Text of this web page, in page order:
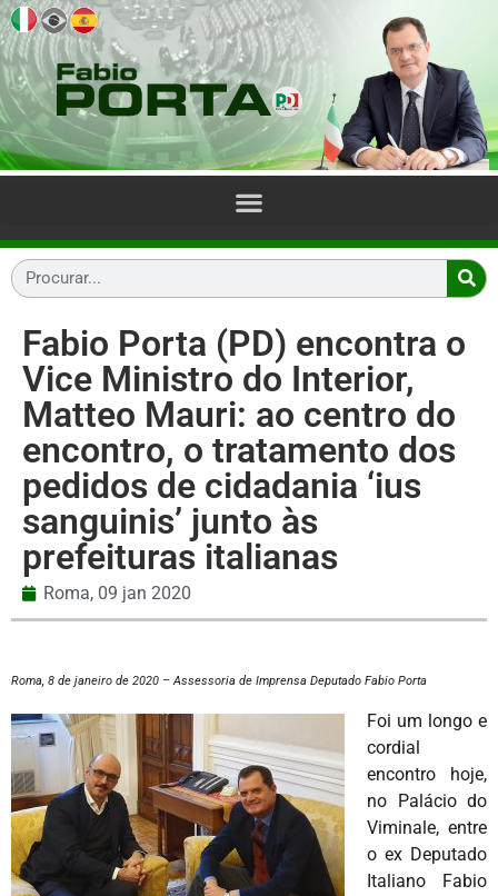
Fabio Porta (PD) encontra o
Vice Ministro do Interior,
Matteo Mauri: ao centro do
encontro, o tratamento dos
pedidos de cidadania ‘ius
sanguinis’ junto às
prefeituras italianas
Roma, 09 jan 2020
Roma, 8 de janeiro de 2020 – Assessoria de Imprensa Deputado Fabio Porta
Foi um longo e
cordial
encontro hoje,
no Palácio do
Viminale, entre
o ex Deputado
Italiano Fabio